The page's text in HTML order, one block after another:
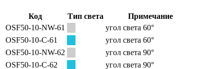
Код Тип света
Примечание
OSF50-10-NW-61
угол света 60°
OSF50-10-C-61
угол света 60°
OSF50-10-NW-62
угол света 90°
OSF50-10-C-62
угол света 90°